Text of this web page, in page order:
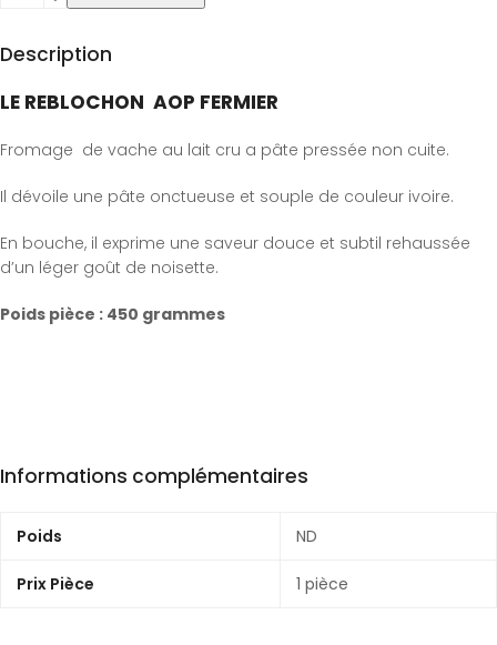
REBLOCHON
FERMIER
Description
LE REBLOCHON AOP FERMIER
Fromage de vache au lait cru a pâte pressée non cuite.
Il dévoile une pâte onctueuse et souple de couleur ivoire.
En bouche, il exprime une saveur douce et subtil rehaussée
d’un léger goût de noisette.
Poids pièce : 450 grammes
Informations complémentaires
Poids ND
Prix Pièce 1 pièce